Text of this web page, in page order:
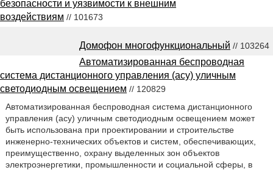
безопасности и уязвимости к внешним
воздействиям // 101673
Домофон многофункциональный // 103264
Автоматизированная беспроводная
система дистанционного управления (асу) уличным
светодиодным освещением // 120829
Автоматизированная беспроводная система дистанционного
управления (асу) уличным светодиодным освещением может
быть использована при проектировании и строительстве
инженерно-технических объектов и систем, обеспечивающих,
преимущественно, охрану выделенных зон объектов
электроэнергетики, промышленности и социальной сферы, в